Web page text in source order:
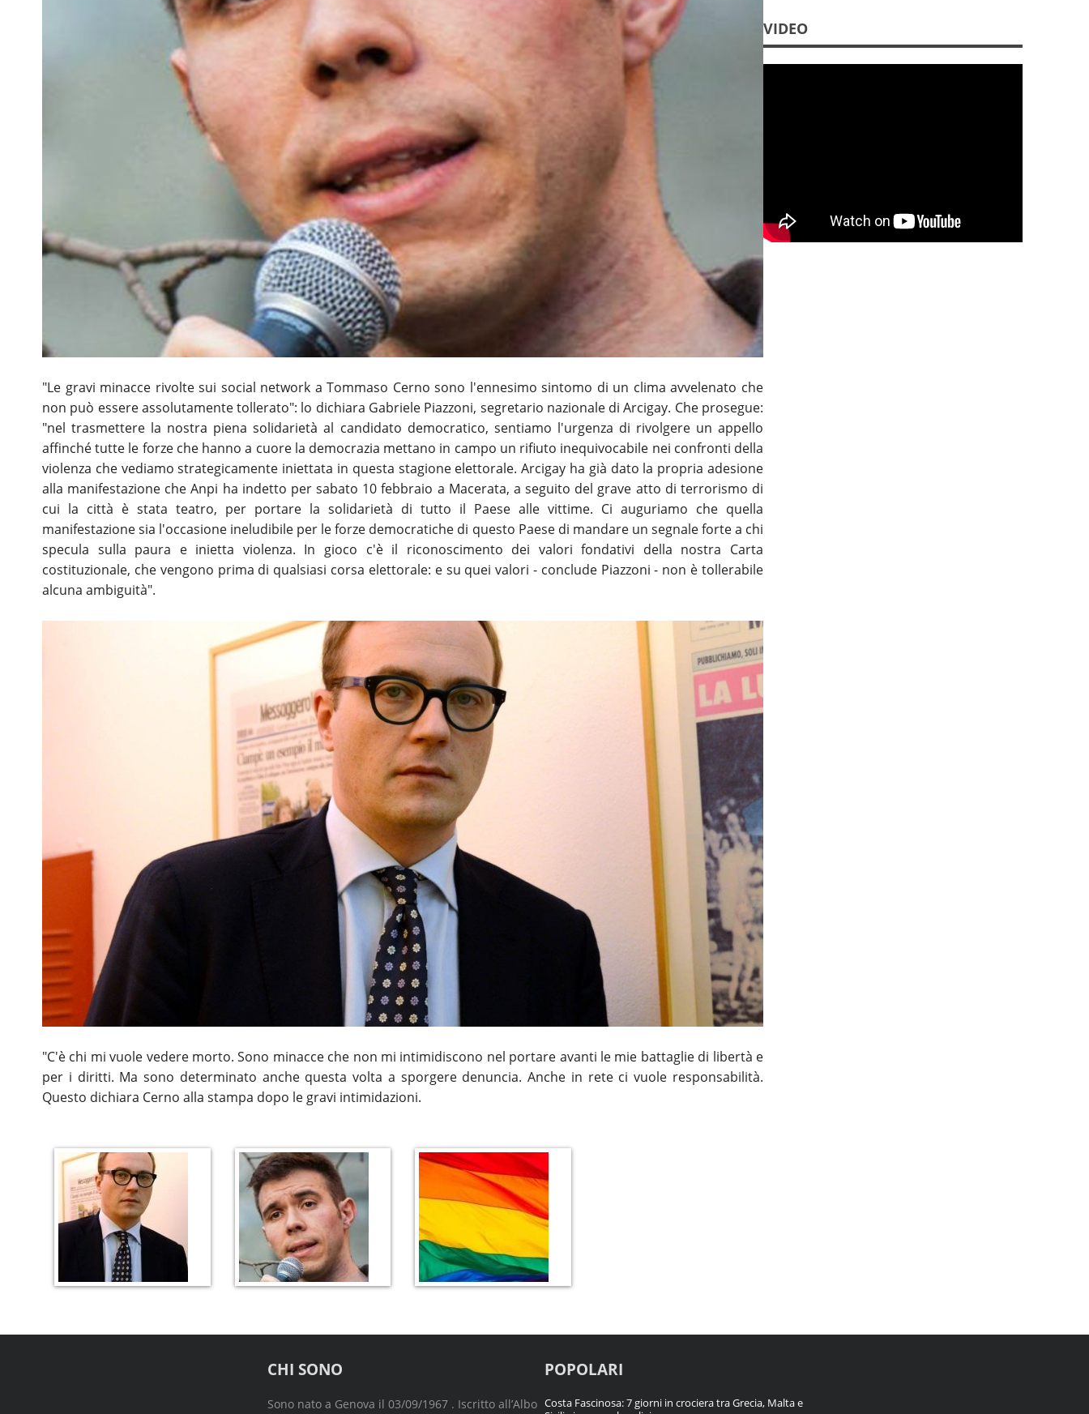
"Le gravi minacce rivolte sui social network a Tommaso Cerno sono l'ennesimo sintomo di un clima avvelenato che
non può essere assolutamente tollerato": lo dichiara Gabriele Piazzoni, segretario nazionale di Arcigay. Che prosegue:
"nel trasmettere la nostra piena solidarietà al candidato democratico, sentiamo l'urgenza di rivolgere un appello
affinché tutte le forze che hanno a cuore la democrazia mettano in campo un rifiuto inequivocabile nei confronti della
violenza che vediamo strategicamente iniettata in questa stagione elettorale. Arcigay ha già dato la propria adesione
alla manifestazione che Anpi ha indetto per sabato 10 febbraio a Macerata, a seguito del grave atto di terrorismo di
cui la città è stata teatro, per portare la solidarietà di tutto il Paese alle vittime. Ci auguriamo che quella
manifestazione sia l'occasione ineludibile per le forze democratiche di questo Paese di mandare un segnale forte a chi
specula sulla paura e inietta violenza. In gioco c'è il riconoscimento dei valori fondativi della nostra Carta
costituzionale, che vengono prima di qualsiasi corsa elettorale: e su quei valori - conclude Piazzoni - non è tollerabile
alcuna ambiguità".
"C'è chi mi vuole vedere morto. Sono minacce che non mi intimidiscono nel portare avanti le mie battaglie di libertà e
per i diritti. Ma sono determinato anche questa volta a sporgere denuncia. Anche in rete ci vuole responsabilità.
Questo dichiara Cerno alla stampa dopo le gravi intimidazioni.
VIDEO
CHI SONO
Sono nato a Genova il 03/09/1967 . Iscritto all’Albo
POPOLARI
Costa Fascinosa: 7 giorni in crociera tra Grecia, Malta e